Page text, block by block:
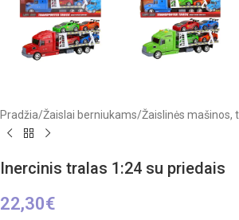
Pradžia/Žaislai berniukams/Žaislinės mašinos,
Inercinis tralas 1:24 su priedais
22,30€